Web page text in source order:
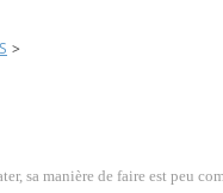
>
sa manière de faire est peu